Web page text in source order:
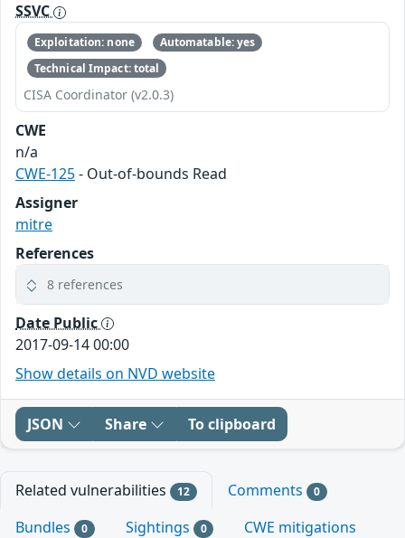
SSVC
Exploitation: none
Automatable: yes
Technical Impact: total
CISA Coordinator (v2.0.3)
CWE
n/a
CWE-125- Out-of-bounds Read
Assigner
mitre
References
8 references
Date Public
2017-09-14 00:00
Show details on NVD website
JSON Share To clipboard
Related vulnerabilities 12 Comments 0
Bundles 0 Sightings 0
CWE mitigations